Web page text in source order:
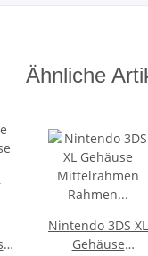
Ähnliche
Nintendo 3DS XL
Gehäuse